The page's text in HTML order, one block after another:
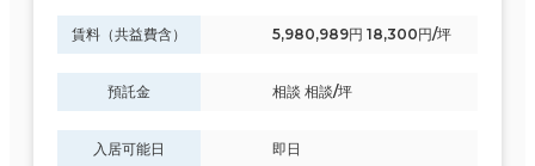
賃料（共益費含） 5,980,989円 18,300円/坪
預託金 相談 相談/坪
入居可能日 即日